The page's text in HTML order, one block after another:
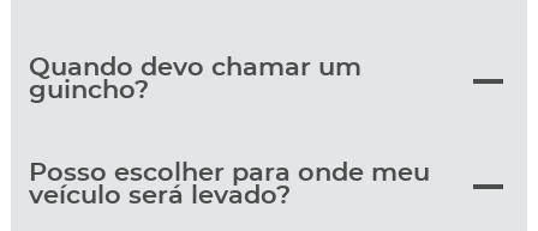
Quando devo chamar um
guincho?
Posso escolher para onde meu
veículo será levado?